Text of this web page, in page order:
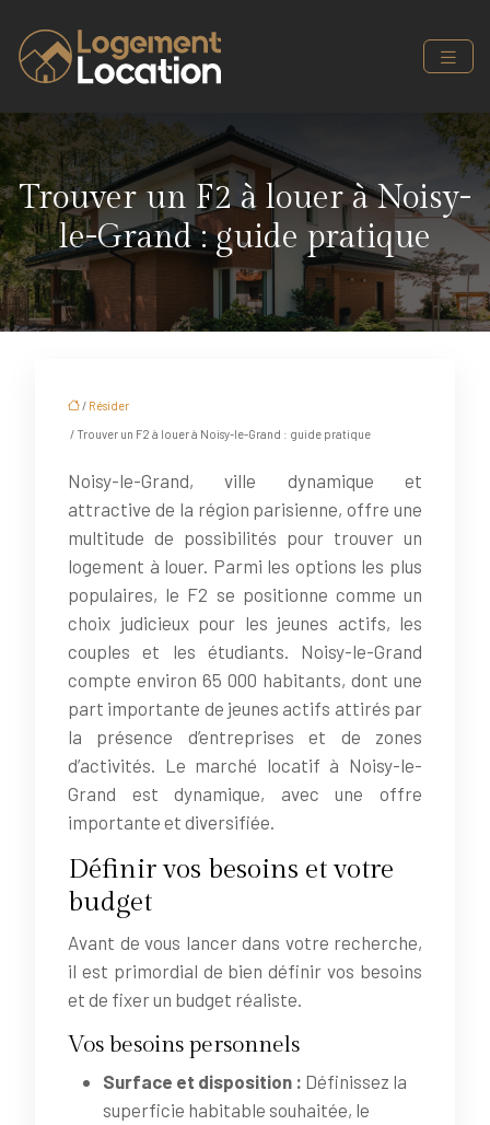
Trouver un F2 à louer à Noisy-
le-Grand : guide pratique
/ Résider
/ Trouver un F2 à louer à Noisy-le-Grand : guide pratique
Noisy-le-Grand, ville dynamique et
attractive de la région parisienne, offre une
multitude de possibilités pour trouver un
logement à louer. Parmi les options les plus
populaires, le F2 se positionne comme un
choix judicieux pour les jeunes actifs, les
couples et les étudiants. Noisy-le-Grand
compte environ 65 000 habitants, dont une
part importante de jeunes actifs attirés par
la présence d’entreprises et de zones
d’activités. Le marché locatif à Noisy-le-
Grand est dynamique, avec une offre
importante et diversifiée.
Définir vos besoins et votre
budget
Avant de vous lancer dans votre recherche,
il est primordial de bien définir vos besoins
et de fixer un budget réaliste.
Vos besoins personnels
Surface et disposition : Définissez la
superficie habitable souhaitée, le